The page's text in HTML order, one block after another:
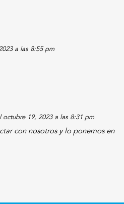
a las 8:55 pm
octubre 19, 2023 a las 8:31 pm
con nosotros y lo ponemos en